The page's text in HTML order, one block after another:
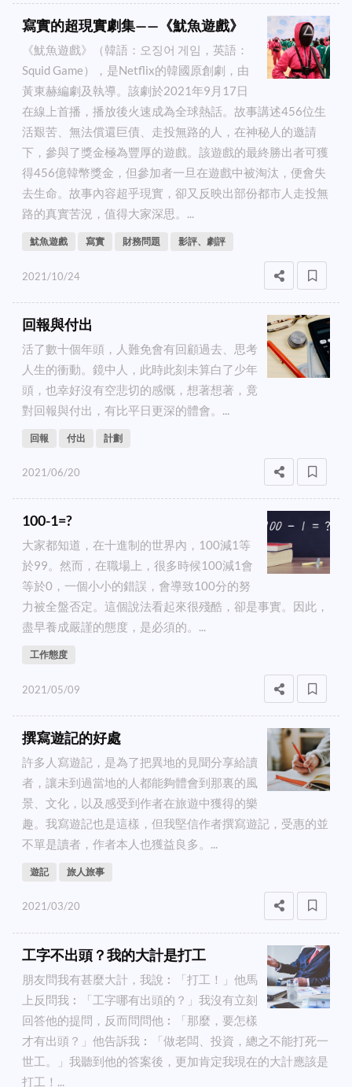
寫實的超現實劇集——《魷魚遊戲》
《魷魚遊戲》（韓語：오징어 게임，英語：
Squid Game），是Netflix的韓國原創劇，由
黃東赫編劇及執導。該劇於2021年9月17日
在線上首播，播放後火速成為全球熱話。故事講述456位生
活艱苦、無法償還巨債、走投無路的人，在神秘人的邀請
下，參與了獎金極為豐厚的遊戲。該遊戲的最終勝出者可獲
得456億韓幣獎金，但參加者一旦在遊戲中被淘汰，便會失
去生命。故事內容超乎現實，卻又反映出部份都市人走投無
路的真實苦況，值得大家深思。...
魷魚遊戲 寫實 財務問題 影評、劇評
2021/10/24
回報與付出
活了數十個年頭，人難免會有回顧過去、思考
人生的衝動。鏡中人，此時此刻未算白了少年
頭，也幸好沒有空悲切的感慨，想著想著，竟
對回報與付出，有比平日更深的體會。...
回報 付出 計劃
2021/06/20
100-1=?
大家都知道，在十進制的世界內，100減1等
於99。然而，在職場上，很多時候100減1會
等於0，一個小小的錯誤，會導致100分的努
力被全盤否定。這個說法看起來很殘酷，卻是事實。因此，
盡早養成嚴謹的態度，是必須的。...
工作態度
2021/05/09
撰寫遊記的好處
許多人寫遊記，是為了把異地的見聞分享給讀
者，讓未到過當地的人都能夠體會到那裏的風
景、文化，以及感受到作者在旅遊中獲得的樂
趣。我寫遊記也是這樣，但我堅信作者撰寫遊記，受惠的並
不單是讀者，作者本人也獲益良多。...
遊記 旅人旅事
2021/03/20
工字不出頭？我的大計是打工
朋友問我有甚麼大計，我說︰「打工！」他馬
上反問我︰「工字哪有出頭的？」我沒有立刻
回答他的提問，反而問問他︰「那麼，要怎樣
才有出頭？」他告訴我︰「做老闆、投資，總之不能打死一
世工。」我聽到他的答案後，更加肯定我現在的大計應該是
打工！...